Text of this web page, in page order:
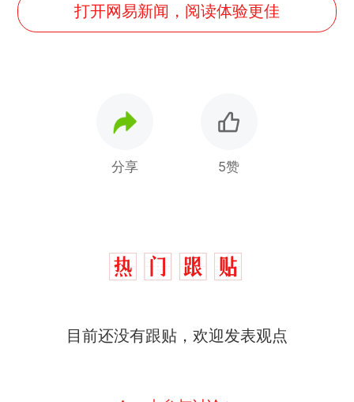
打开网易新闻，阅读体验更佳
分享 5赞
目前还没有跟贴，欢迎发表观点
热
十多万人报名的考试，成绩
家，刚改国名，总统就邀请中